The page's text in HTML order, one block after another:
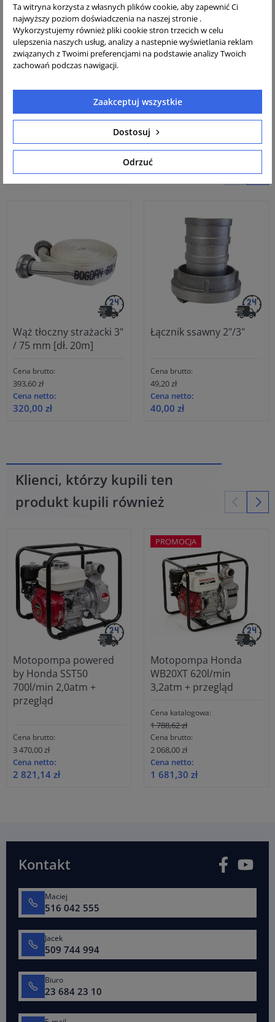
Wąż przeznaczony jest do podłączenia do motopompy.
Służy do przepompowywania wody lub zanieczyszczeń, a
jego gładkie wnętrze minimalizuje opory i zwiększa
wydajność zasysania.
Podana cena dotyczy zakupu1 metrawęża. W
zależności od ilości zakupionych metrów wąż zostanie
docięty zgodnie z Państwa zamówieniem.
Inne produkty z kategorii
Wąż tłoczny strażacki 3"
/ 75 mm [dł. 20m]
Cena brutto:
393,60 zł
Cena netto:
320,00 zł
Łącznik ssawny 2"/3"
Cena brutto:
49,20 zł
Cena netto:
40,00 zł
Klienci, którzy kupili ten
produkt kupili również
Motopompa powered
by Honda SST50
700l/min 2,0atm +
przegląd
Cena brutto:
3 470,00 zł
Cena netto:
2 821,14 zł
Motopompa Honda
WB20XT 620l/min
3,2atm + przegląd
Cena katalogowa:
1 788,62 zł
Cena brutto:
2 068,00 zł
Cena netto:
1 681,30 zł
PROMOCJA
Kontakt Facebook
Maciej
516 042 555
Jacek
509 744 994
Biuro
23 684 23 10
Ta witryna korzysta z własnych plików cookie, aby zapewnić Ci
najwyższy poziom doświadczenia na naszej stronie .
Wykorzystujemy również pliki cookie stron trzecich w celu
ulepszenia naszych usług, analizy a nastepnie wyświetlania reklam
związanych z Twoimi preferencjami na podstawie analizy Twoich
zachowań podczas nawigacji.
Odrzuć
Dostosuj
Zaakceptuj wszystkie